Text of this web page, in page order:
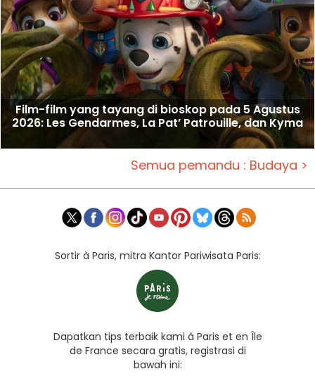
Film-film yang tayang di bioskop pada 5 Agustus
2026: Les Gendarmes, La Pat’ Patrouille, dan Kyma
Semua pemandu : Budaya >
Sortir à Paris, mitra Kantor Pariwisata Paris:
Dapatkan tips terbaik kami à Paris et en Île
de France secara gratis, registrasi di
bawah ini: